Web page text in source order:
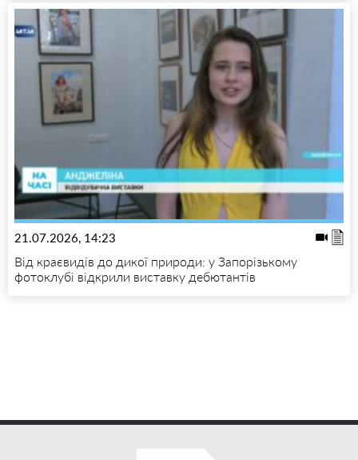
21.07.2026, 14:23
Від краєвидів до дикої природи: у Запорізькому
фотоклубі відкрили виставку дебютантів